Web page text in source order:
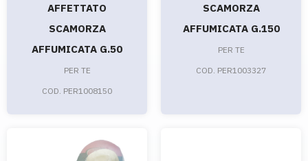
AFFETTATO
SCAMORZA
AFFUMICATA G.50
PER TE
COD. PER1008150
SCAMORZA
AFFUMICATA G.150
PER TE
COD. PER1003327